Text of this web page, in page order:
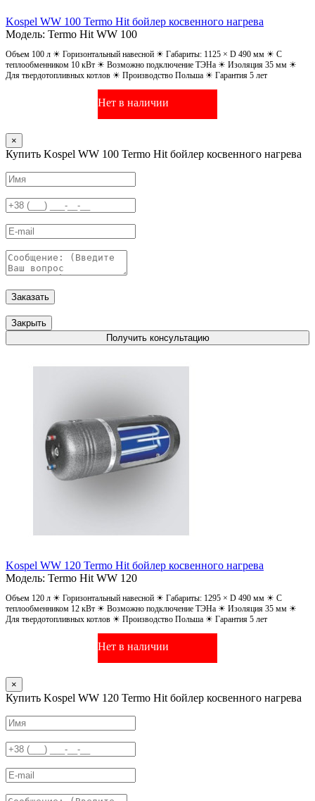
Kospel WW 100 Termo Hit бойлер косвенного нагрева
Модель: Termo Hit WW 100
Объем 100 л ☀ Горизонтальный навесной ☀ Габариты: 1125 × D 490 мм ☀ С
теплообменником 10 кВт ☀ Возможно подключение ТЭНа ☀ Изоляция 35 мм ☀
Для твердотопливных котлов ☀ Производство Польша ☀ Гарантия 5 лет
Нет в наличии
×
Купить Kospel WW 100 Termo Hit бойлер косвенного нагрева
Заказать
Закрыть
Получить консультацию
Kospel WW 120 Termo Hit бойлер косвенного нагрева
Модель: Termo Hit WW 120
Объем 120 л ☀ Горизонтальный навесной ☀ Габариты: 1295 × D 490 мм ☀ С
теплообменником 12 кВт ☀ Возможно подключение ТЭНа ☀ Изоляция 35 мм ☀
Для твердотопливных котлов ☀ Производство Польша ☀ Гарантия 5 лет
Нет в наличии
×
Купить Kospel WW 120 Termo Hit бойлер косвенного нагрева